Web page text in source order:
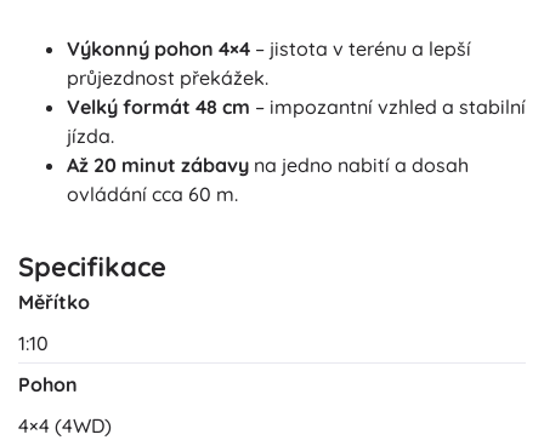
Výkonný pohon 4×4 – jistota v terénu a lepší
průjezdnost překážek.
Velký formát 48 cm – impozantní vzhled a stabilní
jízda.
Až 20 minut zábavy na jedno nabití a dosah
ovládání cca 60 m.
Specifikace
Měřítko
1:10
Pohon
4×4 (4WD)